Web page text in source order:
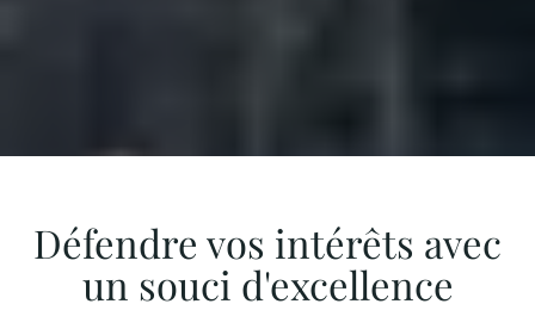
Défendre vos intérêts avec
un souci d'excellence